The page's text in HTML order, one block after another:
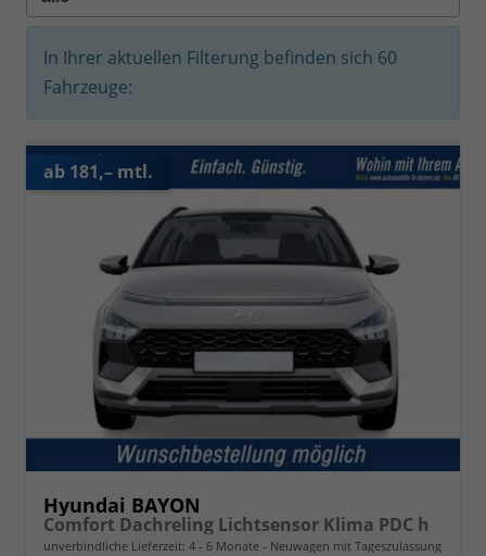
In Ihrer aktuellen Filterung befinden sich 60
Fahrzeuge:
ab 181,– mtl.
Hyundai BAYON
Comfort Dachreling Lichtsensor Klima PDC h
unverbindliche Lieferzeit: 4 - 6 Monate Neuwagen mit Tageszulassung